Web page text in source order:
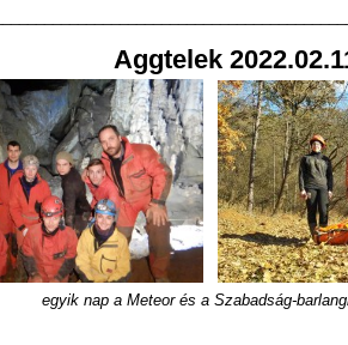
Aggtelek
egyik nap a Meteor és a Szabadság-